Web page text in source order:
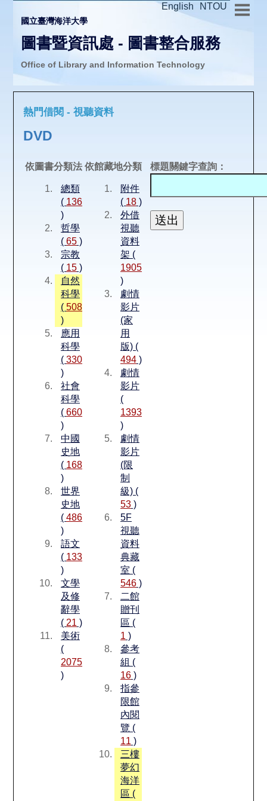
NTOU
English
國立臺灣海洋大學
圖書暨資訊處 - 圖書整合服務
Office of Library and Information Technology
推廣活動
圖書互借
線上報名
申請表單
空間借用
熱門借閱
個人借閱
熱門借閱 - 視聽資料
DVD
依圖書分類法
總類
( 136
)
哲學
( 65)
宗教
( 15)
自然
科學
( 508
)
應用
科學
( 330
)
社會
科學
( 660
)
中國
史地
( 168
)
世界
史地
( 486
)
語文
( 133
)
文學
及修
辭學
( 21 )
美術
(
2075
)
依館藏地分類
附件
( 18)
外借
視聽
資料
架 (
1905
)
劇情
影片
(家
用
版) (
494)
劇情
影片
(
1393
)
劇情
影片
(限
制
級) (
53)
5F
視聽
資料
典藏
室 (
546)
二館
贈刊
區 (
1 )
參考
組 (
16)
指參
限館
內閱
覽 (
11 )
三樓
夢幻
海洋
區 (
標題關鍵字查詢：